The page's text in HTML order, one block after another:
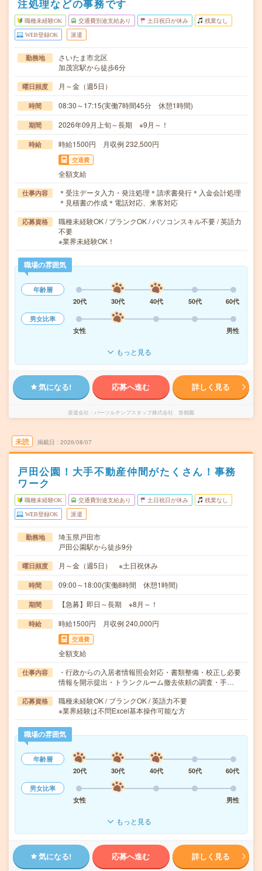
注処理などの事務です
職種未経験OK 交通費別途支給あり 土日祝日が休み 残業なし
WEB登録OK 派遣
勤務地
さいたま市北区
加茂宮駅から徒歩6分
曜日頻度 月～金（週5日）
時間 08:30～17:15(実働7時間45分 休憩1時間)
期間 2026年09月上旬～長期 ※9月～！
時給 時給1500円 月収例 232,500円
交通費
全額支給
仕事内容
＊受注データ入力・発注処理＊請求書発行＊入金会計処理
＊見積書の作成＊電話対応、来客対応
応募資格
職種未経験OK / ブランクOK / パソコンスキル不要 / 英語力
不要
※業界未経験OK！
職場の雰囲気
年齢層
20代
30代 40代 50代
60代
男女比率
女性
男性
もっと見る
気になる! 応募へ進む 詳しく見る
派遣会社 パーソルテンプスタッフ株式会社 首都圏
未読 掲載日 2026/08/07
戸田公園！大手不動産仲間がたくさん！事務
ワーク
職種未経験OK 交通費別途支給あり 土日祝日が休み 残業なし
WEB登録OK 派遣
勤務地
埼玉県戸田市
戸田公園駅から徒歩9分
曜日頻度 月～金（週5日） ※土日祝休み
時間 09:00～18:00(実働8時間 休憩1時間)
期間 【急募】即日～長期 ※8月～！
時給 時給1500円 月収例 240,000円
交通費
全額支給
仕事内容
・行政からの入居者情報照会対応・書類整備・校正し必要
情報を開示提出・トランクルーム撤去依頼の調査・手…
応募資格
職種未経験OK / ブランクOK / 英語力不要
※業界経験は不問Excel基本操作可能な方
職場の雰囲気
年齢層
20代
30代 40代 50代
60代
男女比率
女性
男性
もっと見る
気になる! 応募へ進む 詳しく見る